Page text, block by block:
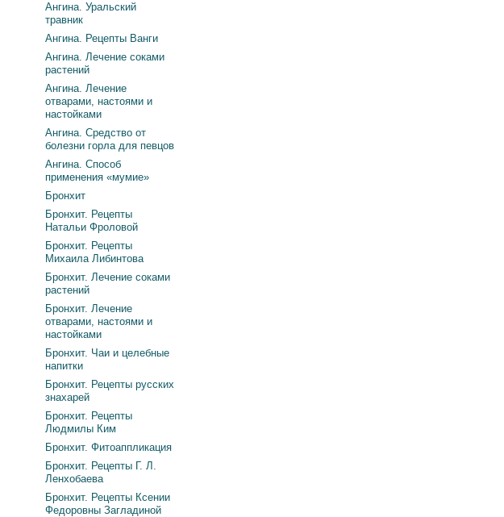
Ангина. Уральский
травник
Ангина. Рецепты Ванги
Ангина. Лечение соками
растений
Ангина. Лечение
отварами, настоями и
настойками
Ангина. Средство от
болезни горла для певцов
Ангина. Способ
применения «мумие»
Бронхит
Бронхит. Рецепты
Натальи Фроловой
Бронхит. Рецепты
Михаила Либинтова
Бронхит. Лечение соками
растений
Бронхит. Лечение
отварами, настоями и
настойками
Бронхит. Чаи и целебные
напитки
Бронхит. Рецепты русских
знахарей
Бронхит. Рецепты
Людмилы Ким
Бронхит. Фитоаппликация
Бронхит. Рецепты Г. Л.
Ленхобаева
Бронхит. Рецепты Ксении
Федоровны Загладиной